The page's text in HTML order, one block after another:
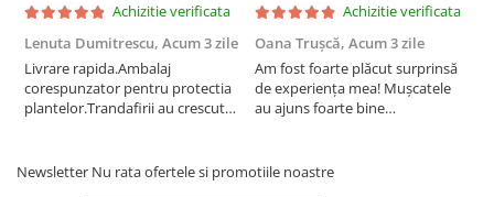
Achizitie verificata
Lenuta Dumitrescu, Acum 3 zile
Livrare rapida.Ambalaj
corespunzator pentru protectia
plantelor.Trandafirii au crescut
Achizitie verificata
Oana Trușcă, Acum 3 zile
Am fost foarte plăcut surprinsă
de experiența mea! Mușcatele
au ajuns foarte bine
transportului. Se vede că au fost
Newsletter Nu rata ofertele si promotiile noastre